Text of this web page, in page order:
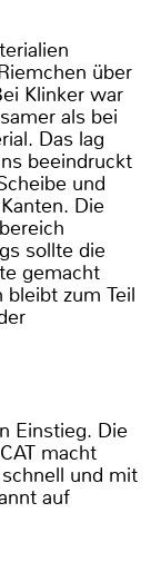
über
Klinker war
als bei
Das lag
beeindruckt
und
Die
sollte die
gemacht
zum Teil
Einstieg. Die
macht
und mit
auf